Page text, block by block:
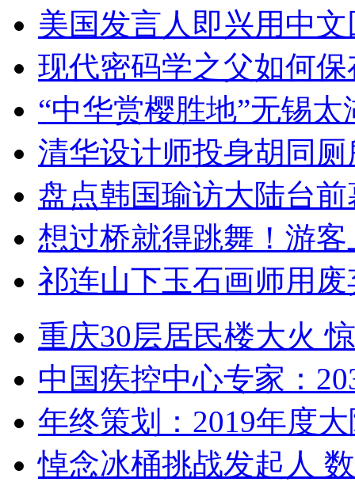
美国发言人即兴用中
现代密码学之父如何
“中华赏樱胜地”无锡
清华设计师投身胡同
盘点韩国瑜访大陆台
想过桥就得跳舞！游客
祁连山下玉石画师用
重庆30层居民楼大火
中国疾控中心专家：
年终策划：2019年度
悼念冰桶挑战发起人